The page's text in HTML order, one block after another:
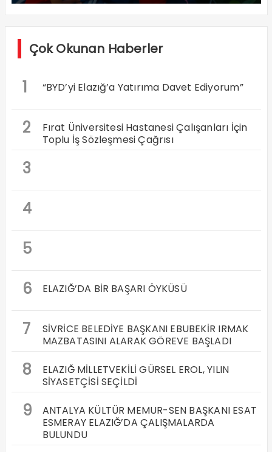
Çok Okunan Haberler
1 “BYD’yi Elazığ’a Yatırıma Davet Ediyorum”
2
Fırat Üniversitesi Hastanesi Çalışanları İçin
Toplu İş Sözleşmesi Çağrısı
3
4
5
6
ELAZIĞ’DA BİR BAŞARI ÖYKÜSÜ
7
SİVRİCE BELEDİYE BAŞKANI EBUBEKİR IRMAK
MAZBATASINI ALARAK GÖREVE BAŞLADI
8
ELAZIĞ MİLLETVEKİLİ GÜRSEL EROL, YILIN
SİYASETÇİSİ SEÇİLDİ
9
ANTALYA KÜLTÜR MEMUR-SEN BAŞKANI ESAT
ESMERAY ELAZIĞ’DA ÇALIŞMALARDA
BULUNDU